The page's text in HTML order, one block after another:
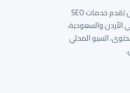
سبايدرلاب شركة سيو في الأردن تقدم خدمات SEO
الأردن والسعودية،
السيو المحلي